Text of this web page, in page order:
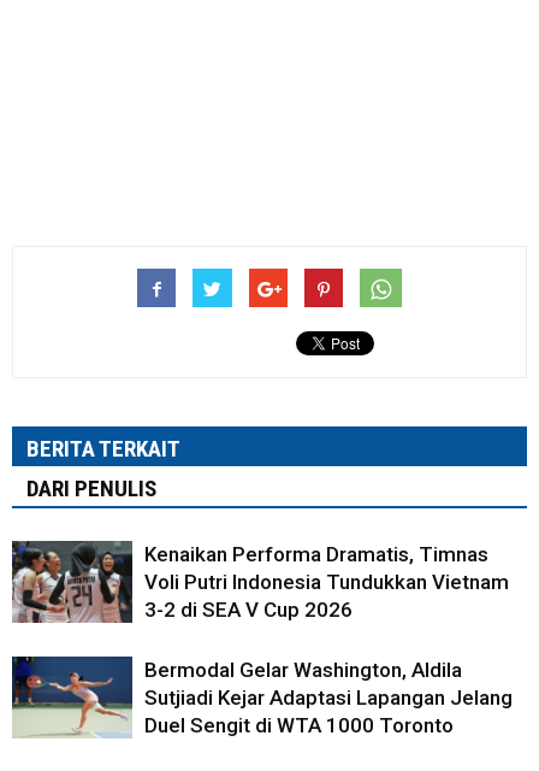
BERITA TERKAIT
DARI PENULIS
Kenaikan Performa Dramatis, Timnas
Voli Putri Indonesia Tundukkan Vietnam
3-2 di SEA V Cup 2026
Bermodal Gelar Washington, Aldila
Sutjiadi Kejar Adaptasi Lapangan Jelang
Duel Sengit di WTA 1000 Toronto